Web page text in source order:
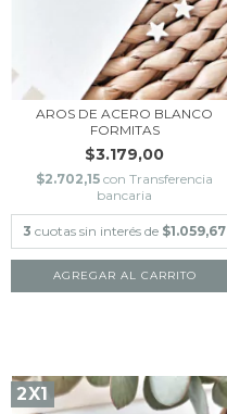
AROS DE ACERO BLANCO
FORMITAS
$3.179,00
$2.702,15 con Transferencia
bancaria
3 cuotas sin interés de $1.059,67
AGREGAR AL CARRITO
2X1